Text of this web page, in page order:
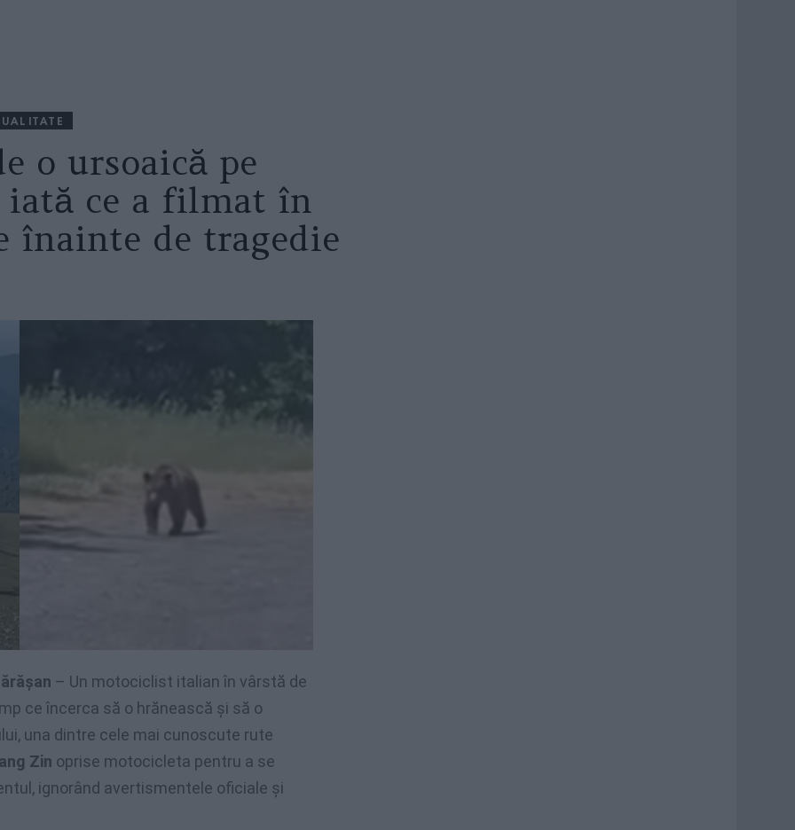
o ursoaică pe
iată ce a filmat în
înainte de tragedie
– Un motociclist italian în vârstă de
ce încerca să o hrănească și să o
una dintre cele mai cunoscute rute
Zin oprise motocicleta pentru a se
ignorând avertismentele oficiale și